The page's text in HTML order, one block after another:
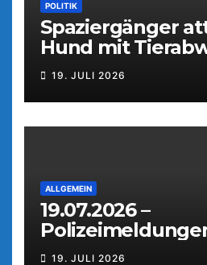
POLITIK
Spaziergänger
Hund mit
19. JULI 2026
ALLGEMEIN
19.07.2026 –
Weiden
19. JULI 2026